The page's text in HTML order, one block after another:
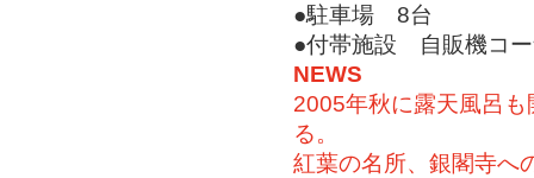
●駐車場 8台
●付帯施設 自販機コ
NEWS
2005年秋に露天風呂
る。
紅葉の名所、銀閣寺へ